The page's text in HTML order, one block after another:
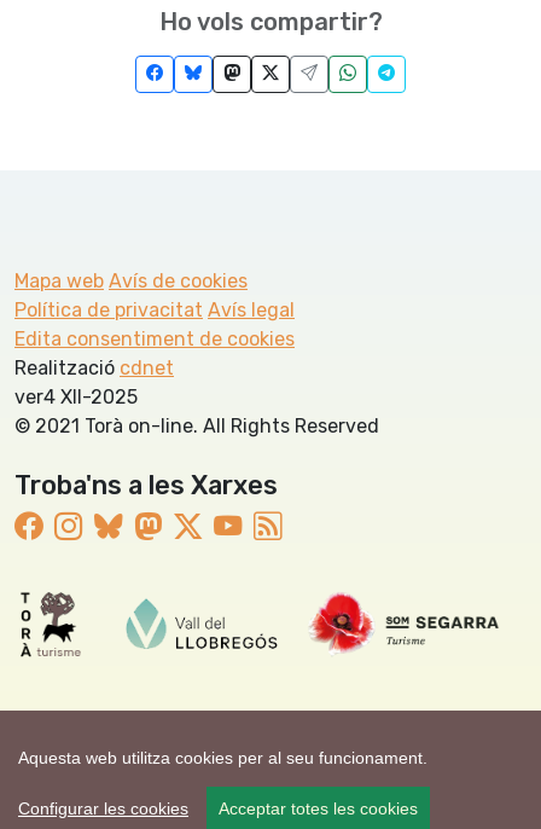
Aquesta web utilitza cookies per al seu funcionament.
Configurar les cookies Acceptar totes les cookies
Ho vols compartir?
Mapa web Avís de cookies
Política de privacitat Avís legal
Edita consentiment de cookies
Realització cdnet
ver4 XII-2025
© 2021 Torà on-line. All Rights Reserved
Troba'ns a les Xarxes